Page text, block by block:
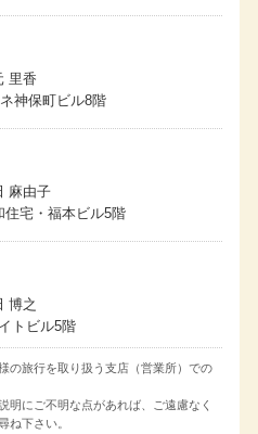
カバルコニーDの2名1室利用時の
ります。
イートクラス：すべてのクルー
間）をご予約の場合、ご希望を
場合、ご希望をお預かりしま
申し込みの旅行会社および販売
だし客室番号は乗船券発券時に
そえない場合もございます。
った場合は、「My ASUKA
泊数の多い方の希望を優先しま
いて
ご希望は、お申し込みの旅行会
ください。ただしご希望にそえ
ス内容は宿泊する客室タイプに
消費税等諸税・各港の施設使用
ズの旅行代金は海外の各港の港
額や各港の施設使用料が増減ま
里香
神保町ビル8階
麻由子
住宅・福本ビル5階
博之
トビル5階
の旅行を取り扱う支店（営業所）での
明にご不明な点があれば、ご遠慮なく
ね下さい。